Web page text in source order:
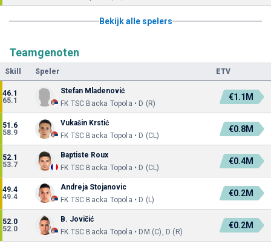
Bekijk alle spelers
Teamgenoten
Skill Speler ETV
46.1
65.1
Stefan Mladenović
FK TSC Backa Topola • D (R)
€1.1M
51.6
58.9
Vukašin Krstić
FK TSC Backa Topola • D (CL)
€0.8M
52.1
53.7
Baptiste Roux
FK TSC Backa Topola • D (CL)
€0.4M
49.4
49.4
Andreja Stojanovic
FK TSC Backa Topola • D (L)
€0.2M
52.0
52.0
B. Jovičić
FK TSC Backa Topola • DM (C), D (R)
€0.2M